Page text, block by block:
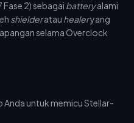
2) sebagai batteryalami
shielderatau healeryang
selama Overclock
Anda untuk memicu Stellar-